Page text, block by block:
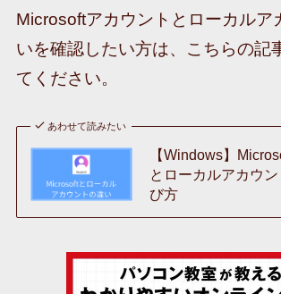
Microsoftアカウントとローカルア
いを確認したい方は、こちらの記
てください。
あわせて読みたい
【Windows】
とローカルアカウ
び方